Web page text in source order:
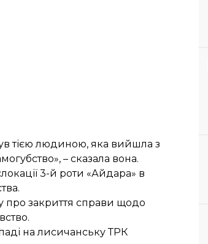
тією людиною, яка вийшла з
– сказала вона.
3-й роти «Айдара» в
про закриття справи щодо
на лисичанську ТРК